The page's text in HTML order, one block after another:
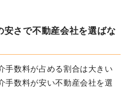
安さで不動産会社を選ばな
手数料が占める割合は大きい
手数料が安い不動産会社を選